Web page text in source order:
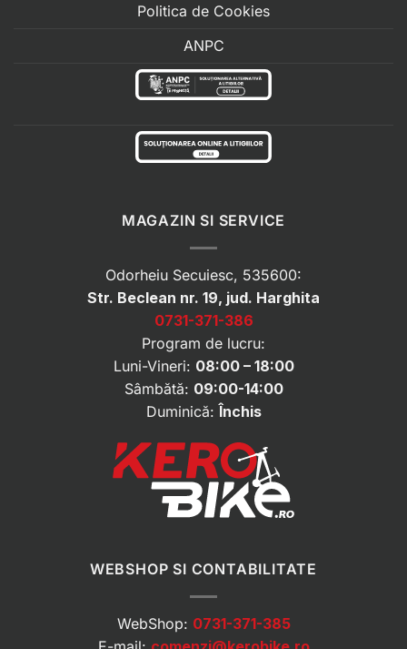
Politica de Cookies
ANPC
MAGAZIN SI SERVICE
Odorheiu Secuiesc, 535600:
Str. Beclean nr. 19, jud. Harghita
0731-371-386
Program de lucru:
Luni-Vineri: 08:00 – 18:00
Sâmbătă: 09:00-14:00
Duminică:Închis
WEBSHOP SI CONTABILITATE
WebShop: 0731-371-385